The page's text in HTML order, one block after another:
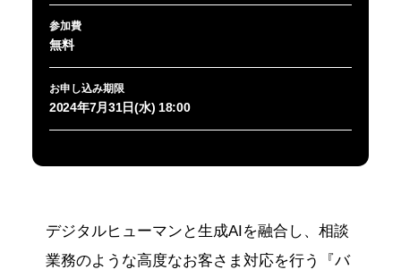
参加費
無料
お申し込み期限
2024年7月31日(水) 18:00
デジタルヒューマンと生成AIを融合し、相談
業務のような高度なお客さま対応を行う『バ